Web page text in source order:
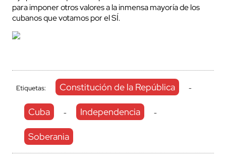
para imponer otros valores a la inmensa mayoría de los
cubanos que votamos por el SÍ.
Etiquetas: Constitución de la República -
Cuba - Independencia -
Soberania